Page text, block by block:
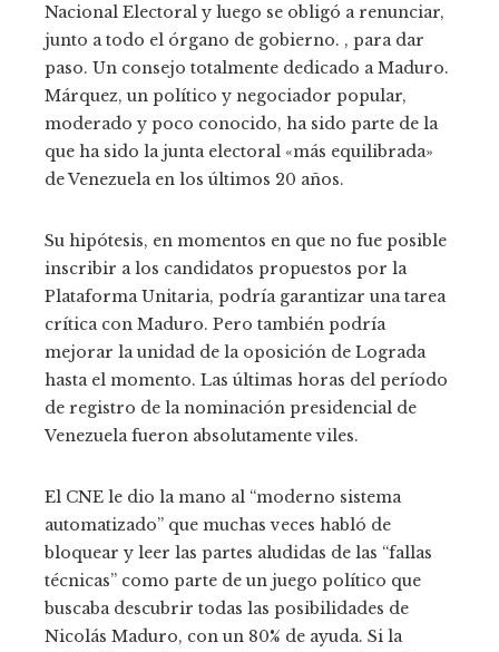
Nacional Electoral y luego se obligó a renunciar,
junto a todo el órgano de gobierno. , para dar
paso. Un consejo totalmente dedicado a Maduro.
Márquez, un político y negociador popular,
moderado y poco conocido, ha sido parte de la
que ha sido la junta electoral «más equilibrada»
de Venezuela en los últimos 20 años.
Su hipótesis, en momentos en que no fue posible
inscribir a los candidatos propuestos por la
Plataforma Unitaria, podría garantizar una tarea
crítica con Maduro. Pero también podría
mejorar la unidad de la oposición de Lograda
hasta el momento. Las últimas horas del período
de registro de la nominación presidencial de
Venezuela fueron absolutamente viles.
El CNE le dio la mano al “moderno sistema
automatizado” que muchas veces habló de
bloquear y leer las partes aludidas de las “fallas
técnicas” como parte de un juego político que
buscaba descubrir todas las posibilidades de
Nicolás Maduro, con un 80% de ayuda. Si la